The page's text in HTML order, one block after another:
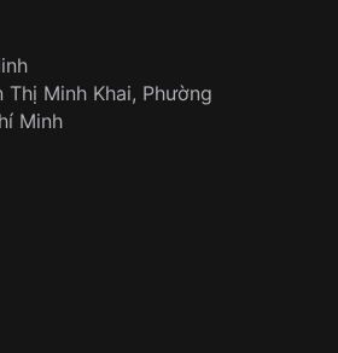
tra và thanh toán trực tiếp
lợi khách hàng
khách hàng trong suốt quá
Thị Minh Khai, Phường
Minh